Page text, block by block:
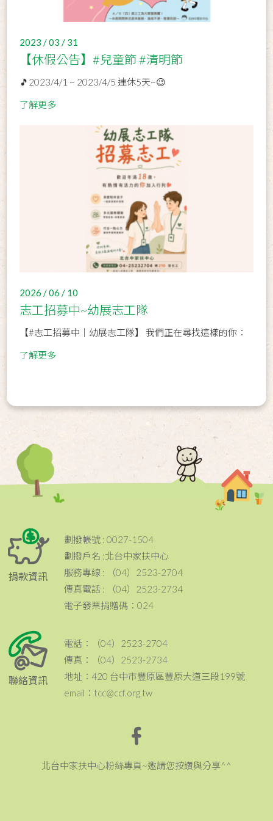
2023 / 03 / 31
【休假公告】#兒童節 #清明節
🎵2023/4/1 ~ 2023/4/5 連休5天~😉
了解更多
2026 / 06 / 10
志工招募中~幼展志工隊
【#志工招募中｜幼展志工隊】 我們正在尋找這樣的你：
了解更多
捐款資訊
劃撥帳號 : 0027-1504
劃撥戶名 :北台中家扶中心
服務專線 : （04）2523-2704
傳真電話 : （04）2523-2734
電子發票捐贈碼：024
聯絡資訊
電話：（04）2523-2704
傳真：（04）2523-2734
地址：420 台中市豐原區豐原大道三段199號
email：tcc@ccf.org.tw
北台中家扶中心粉絲專頁~邀請您按讚與分享^^